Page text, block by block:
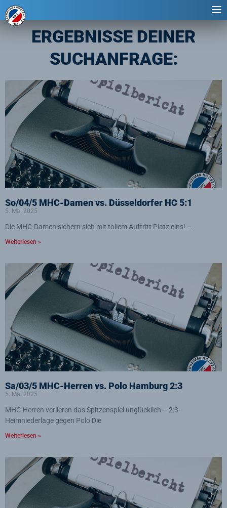
ERGEBNISSE DEINER
SUCHANFRAGE:
So/04/5 MHC-Damen vs. Düsseldorfer HC 5:1
5. Mai 2025
Die MHC-Damen sichern sich mit tollem Auftritt Platz eins! –
Weiterlesen »
Sa/03/5 MHC-Herren vs. Polo Hamburg 2:3
5. Mai 2025
MHC-Herren verlieren das Spitzenspiel unglücklich – 2:3-
Heimniederlage gegen Polo Die
Weiterlesen »
SeiteSeiteSeiteSeite